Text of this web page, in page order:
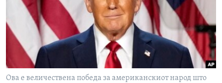
ИНТЕРВЈУА
Јазици
Ова е величествена победа за американскиот народ што